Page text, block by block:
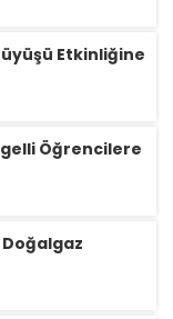
Etkinliğine
Öğrencilere
Doğalgaz